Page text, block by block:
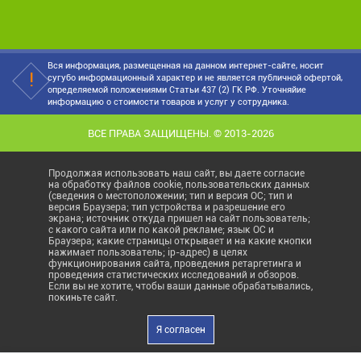
Вся информация, размещенная на данном интернет-сайте, носит
сугубо информационный характер и не является публичной офертой,
определяемой положениями Статьи 437 (2) ГК РФ. Уточняйие
информацию о стоимости товаров и услуг у сотрудника.
ВСЕ ПРАВА ЗАЩИЩЕНЫ. © 2013-2026
Продолжая использовать наш сайт, вы даете согласие
на обработку файлов cookie, пользовательских данных
(сведения о местоположении; тип и версия ОС; тип и
версия Браузера; тип устройства и разрешение его
экрана; источник откуда пришел на сайт пользователь;
с какого сайта или по какой рекламе; язык ОС и
Браузера; какие страницы открывает и на какие кнопки
нажимает пользователь; ip-адрес) в целях
функционирования сайта, проведения ретаргетинга и
проведения статистических исследований и обзоров.
Если вы не хотите, чтобы ваши данные обрабатывались,
покиньте сайт.
Я согласен